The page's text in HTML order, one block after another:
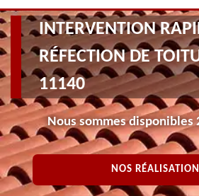
INTERVENTION
RÉFECTION DE
11140
Nous sommes
NOS